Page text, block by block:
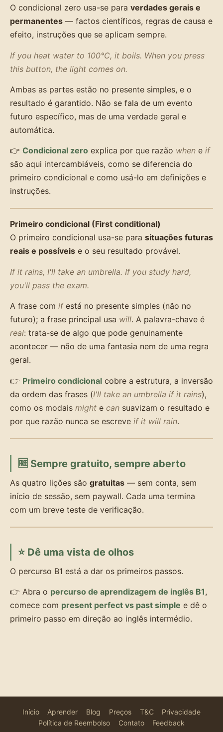
O condicional zero usa-se para verdades gerais e
permanentes — factos científicos, regras de causa e
efeito, instruções que se aplicam sempre.
If you heat water to 100°C, it boils. When you press
this button, the light comes on.
Ambas as partes estão no presente simples, e o
resultado é garantido. Não se fala de um evento
futuro específico, mas de uma verdade geral e
automática.
👉 Condicional zero explica por que razão when e if
são aqui intercambiáveis, como se diferencia do
primeiro condicional e como usá-lo em definições e
instruções.
Primeiro condicional (First conditional)
O primeiro condicional usa-se para situações futuras
reais e possíveis e o seu resultado provável.
If it rains, I'll take an umbrella. If you study hard,
you'll pass the exam.
A frase com ifestá no presente simples (não no
futuro); a frase principal usa will. A palavra-chave é
real: trata-se de algo que pode genuinamente
acontecer — não de uma fantasia nem de uma regra
geral.
👉 Primeiro condicional cobre a estrutura, a inversão
da ordem das frases (I'll take an umbrella if it rains),
como os modais might e can suavizam o resultado e
por que razão nunca se escreve if it will rain.
🆓 Sempre gratuito, sempre aberto
As quatro lições são gratuitas — sem conta, sem
início de sessão, sem paywall. Cada uma termina
com um breve teste de verificação.
⭐ Dê uma vista de olhos
O percurso B1 está a dar os primeiros passos.
👉 Abra o percurso de aprendizagem de inglês B1,
comece com present perfect vs past simple e dê o
primeiro passo em direção ao inglês intermédio.
Início Aprender Blog Preços T&C
Privacidade
Política de Reembolso
Contato Feedback